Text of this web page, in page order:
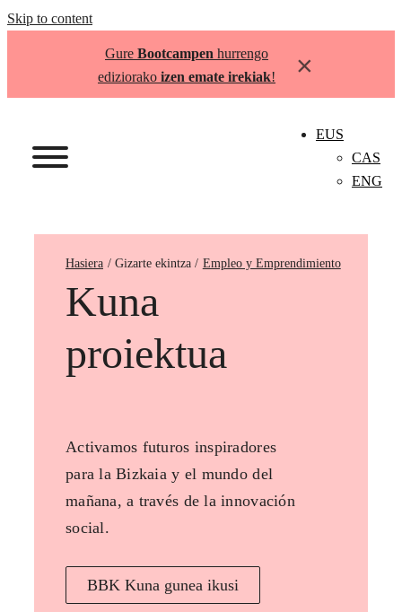
Skip to content
Gure Bootcampen hurrengo
ediziorako izen emate irekiak! ×
EUS
CAS
ENG
Hasiera Empleo y Emprendimiento
Kuna
proiektua
Activamos futuros inspiradores
para la Bizkaia y el mundo del
mañana, a través de la innovación
social.
BBK Kuna gunea ikusi